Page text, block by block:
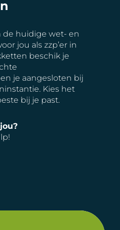
de huidige wet- en
jou als zzp’er in
beschik je
je aangesloten bij
Kies het
bij je past.